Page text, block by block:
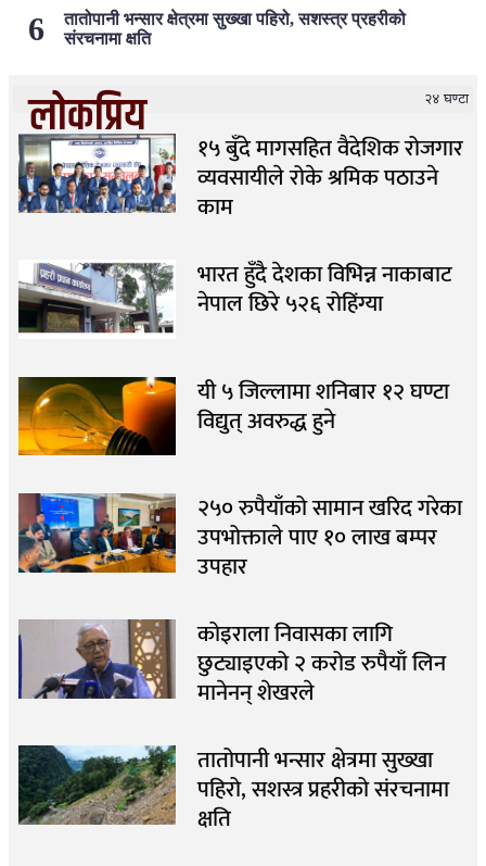
तातोपानी भन्सार क्षेत्रमा सुख्खा पहिरो, सशस्त्र प्रहरीको
संरचनामा क्षति
लोकप्रिय २४ घण्टा
१५ बुँदे मागसहित वैदेशिक रोजगार
व्यवसायीले रोके श्रमिक पठाउने
काम
भारत हुँदै देशका विभिन्न नाकाबाट
नेपाल छिरे ५२६ रोहिंग्या
यी ५ जिल्लामा शनिबार १२ घण्टा
विद्युत् अवरुद्ध हुने
२५० रुपैयाँको सामान खरिद गरेका
उपभोक्ताले पाए १० लाख बम्पर
उपहार
कोइराला निवासका लागि
छुट्याइएको २ करोड रुपैयाँ लिन
मानेनन् शेखरले
तातोपानी भन्सार क्षेत्रमा सुख्खा
पहिरो, सशस्त्र प्रहरीको संरचनामा
क्षति